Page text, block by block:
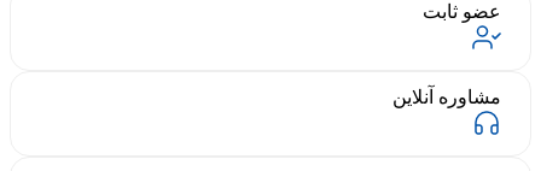
عضو ثابت
مشاوره آنلاین